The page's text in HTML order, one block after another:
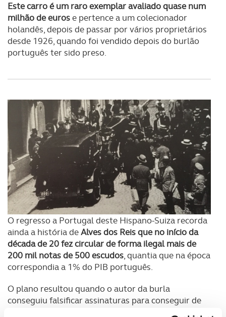
Este carro é um raro exemplar avaliado quase num
milhão de eurose pertence a um colecionador
holandês, depois de passar por vários proprietários
desde 1926, quando foi vendido depois do burlão
português ter sido preso.
O regresso a Portugal deste Hispano-Suiza recorda
ainda a história deAlves dos Reis que no início da
década de 20 fez circular de forma ilegal mais de
200 mil notas de 500 escudos, quantia que na época
correspondia a 1% do PIB português.
O plano resultou quando o autor da burla
conseguiu falsificar assinaturas para conseguir de